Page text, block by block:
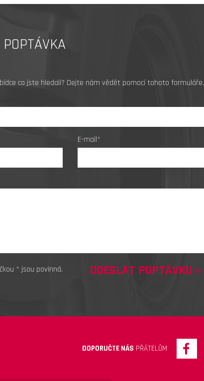
co jste hledali? Dejte nám vědět pomocí tohoto formuláře.
E-mail*
* jsou povinná.
DOPORUČTE NÁS PŘÁTELŮM